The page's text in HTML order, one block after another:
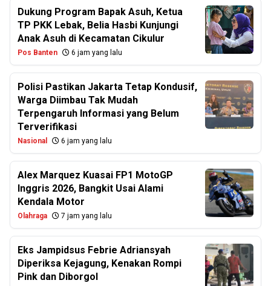
Dukung Program Bapak Asuh, Ketua
TP PKK Lebak, Belia Hasbi Kunjungi
Anak Asuh di Kecamatan Cikulur
Pos Banten 6 jam yang lalu
Polisi Pastikan Jakarta Tetap Kondusif,
Warga Diimbau Tak Mudah
Terpengaruh Informasi yang Belum
Terverifikasi
Nasional 6 jam yang lalu
Alex Marquez Kuasai FP1 MotoGP
Inggris 2026, Bangkit Usai Alami
Kendala Motor
Olahraga 7 jam yang lalu
Eks Jampidsus Febrie Adriansyah
Diperiksa Kejagung, Kenakan Rompi
Pink dan Diborgol